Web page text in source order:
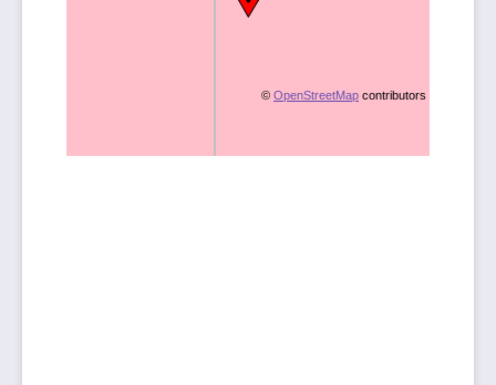
© OpenStreetMap contributors